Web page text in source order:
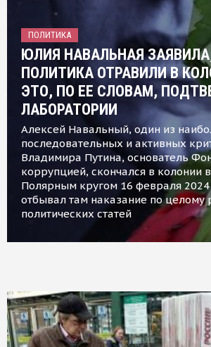
ПОЛИТИКА
ЮЛИЯ НАВАЛЬНАЯ
ПОЛИТИКА ОТРАВИЛИ В
ЭТО, ПО ЕЕ СЛОВАМ,
ЛАБОРАТОРИИ
Алексей Навальный, один из
последовательных и активных
Владимира Путина, основатель
коррупцией, скончался в колонии
Полярным кругом 16 февраля
отбывал там наказание по целому
политических статей